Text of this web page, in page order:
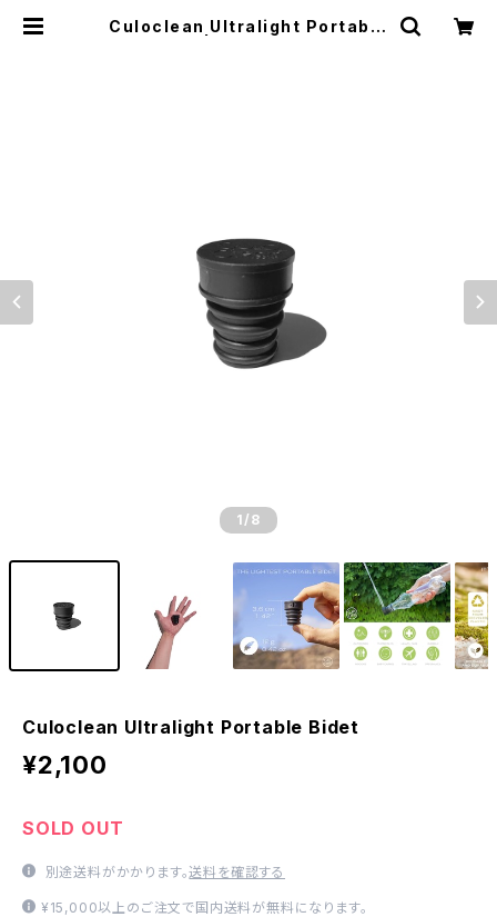
Culoclean Ultralight Portable
1 /8
Culoclean Ultralight Portable Bidet
¥2,100
SOLD OUT
別途送料がかかります。送料を確認する
¥15,000以上のご注文で国内送料が無料になります。